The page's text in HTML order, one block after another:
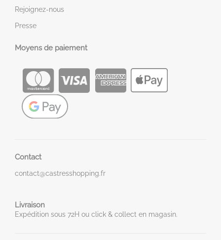
Rejoignez-nous
Presse
Moyens de paiement
Contact
contact@castresshopping.fr
Livraison
Expédition sous 72H ou click & collect en magasin.